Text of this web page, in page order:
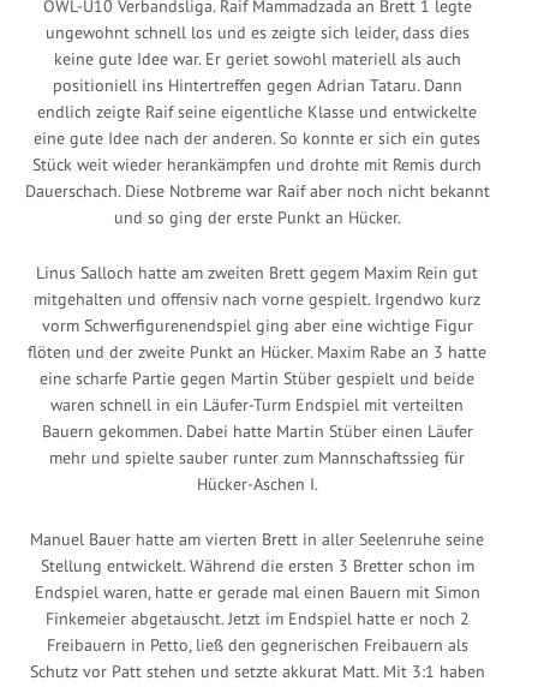
OWL-U10 Verbandsliga. Raif Mammadzada an Brett 1 legte
ungewohnt schnell los und es zeigte sich leider, dass dies
keine gute Idee war. Er geriet sowohl materiell als auch
positioniell ins Hintertreffen gegen Adrian Tataru. Dann
endlich zeigte Raif seine eigentliche Klasse und entwickelte
eine gute Idee nach der anderen. So konnte er sich ein gutes
Stück weit wieder herankämpfen und drohte mit Remis durch
Dauerschach. Diese Notbreme war Raif aber noch nicht bekannt
und so ging der erste Punkt an Hücker.
Linus Salloch hatte am zweiten Brett gegem Maxim Rein gut
mitgehalten und offensiv nach vorne gespielt. Irgendwo kurz
vorm Schwerfigurenendspiel ging aber eine wichtige Figur
flöten und der zweite Punkt an Hücker. Maxim Rabe an 3 hatte
eine scharfe Partie gegen Martin Stüber gespielt und beide
waren schnell in ein Läufer-Turm Endspiel mit verteilten
Bauern gekommen. Dabei hatte Martin Stüber einen Läufer
mehr und spielte sauber runter zum Mannschaftssieg für
Hücker-Aschen I.
Manuel Bauer hatte am vierten Brett in aller Seelenruhe seine
Stellung entwickelt. Während die ersten 3 Bretter schon im
Endspiel waren, hatte er gerade mal einen Bauern mit Simon
Finkemeier abgetauscht. Jetzt im Endspiel hatte er noch 2
Freibauern in Petto, ließ den gegnerischen Freibauern als
Schutz vor Patt stehen und setzte akkurat Matt. Mit 3:1 haben